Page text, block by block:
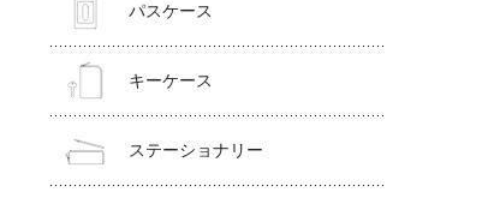
パスケース
キーケース
ステーショナリー